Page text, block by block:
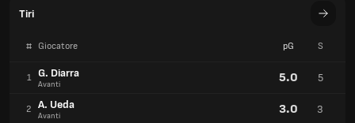
Tiri
# Giocatore pG S
1 G. Diarra
Avanti 5.0 5
2 A. Ueda
Avanti 3.0 3